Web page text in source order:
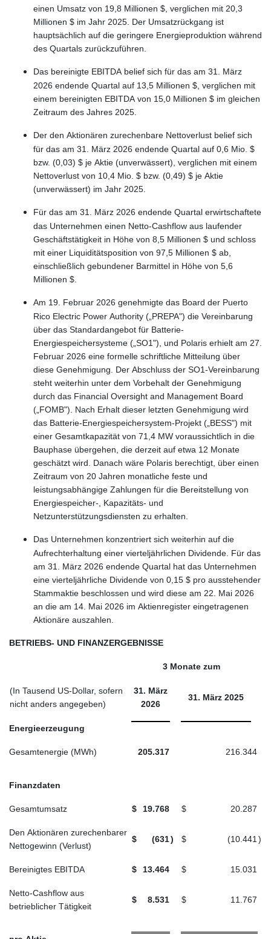
einen Umsatz von 19,8 Millionen $, verglichen mit 20,3
Millionen $ im Jahr 2025. Der Umsatzrückgang ist
hauptsächlich auf die geringere Energieproduktion während
des Quartals zurückzuführen.
Das bereinigte EBITDA belief sich für das am 31. März
2026 endende Quartal auf 13,5 Millionen $, verglichen mit
einem bereinigten EBITDA von 15,0 Millionen $ im gleichen
Zeitraum des Jahres 2025.
Der den Aktionären zurechenbare Nettoverlust belief sich
für das am 31. März 2026 endende Quartal auf 0,6 Mio. $
bzw. (0,03) $ je Aktie (unverwässert), verglichen mit einem
Nettoverlust von 10,4 Mio. $ bzw. (0,49) $ je Aktie
(unverwässert) im Jahr 2025.
Für das am 31. März 2026 endende Quartal erwirtschaftete
das Unternehmen einen Netto-Cashflow aus laufender
Geschäftstätigkeit in Höhe von 8,5 Millionen $ und schloss
mit einer Liquiditätsposition von 97,5 Millionen $ ab,
einschließlich gebundener Barmittel in Höhe von 5,6
Millionen $.
Am 19. Februar 2026 genehmigte das Board der Puerto
Rico Electric Power Authority („PREPA") die Vereinbarung
über das Standardangebot für Batterie-
Energiespeichersysteme („SO1"), und Polaris erhielt am 27.
Februar 2026 eine formelle schriftliche Mitteilung über
diese Genehmigung. Der Abschluss der SO1-Vereinbarung
steht weiterhin unter dem Vorbehalt der Genehmigung
durch das Financial Oversight and Management Board
(„FOMB"). Nach Erhalt dieser letzten Genehmigung wird
das Batterie-Energiespeichersystem-Projekt („BESS") mit
einer Gesamtkapazität von 71,4 MW voraussichtlich in die
Bauphase übergehen, die derzeit auf etwa 12 Monate
geschätzt wird. Danach wäre Polaris berechtigt, über einen
Zeitraum von 20 Jahren monatliche feste und
leistungsabhängige Zahlungen für die Bereitstellung von
Energiespeicher-, Kapazitäts- und
Netzunterstützungsdiensten zu erhalten.
Das Unternehmen konzentriert sich weiterhin auf die
Aufrechterhaltung einer vierteljährlichen Dividende. Für das
am 31. März 2026 endende Quartal hat das Unternehmen
eine vierteljährliche Dividende von 0,15 $ pro ausstehender
Stammaktie beschlossen und wird diese am 22. Mai 2026
an die am 14. Mai 2026 im Aktienregister eingetragenen
Aktionäre auszahlen.
BETRIEBS- UND FINANZERGEBNISSE
3 Monate zum
(In Tausend US-Dollar, sofern
nicht anders angegeben)
31. März
2026
31. März 2025
Energieerzeugung
Gesamtenergie (MWh) 205.317 216.344
Finanzdaten
Gesamtumsatz $ 19.768 $ 20.287
Den Aktionären zurechenbarer
Nettogewinn (Verlust)
$ (631) $ (10.441 )
Bereinigtes EBITDA $ 13.464 $ 15.031
Netto-Cashflow aus
betrieblicher Tätigkeit
$ 8.531 $ 11.767